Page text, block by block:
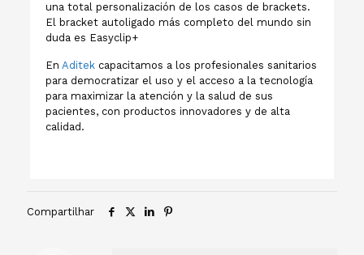
una total personalización de los casos de brackets.
El bracket autoligado más completo del mundo sin
duda es Easyclip+
En Aditekcapacitamos a los profesionales sanitarios
para democratizar el uso y el acceso a la tecnología
para maximizar la atención y la salud de sus
pacientes, con productos innovadores y de alta
calidad.
Compartilhar